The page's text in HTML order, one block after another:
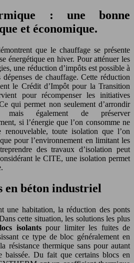
: une bonne
et économique.
que le chauffage se présente
énergétique en hiver. Pour atténuer les
une réduction d’impôts est possible à
de chauffage. Cette réduction
le Crédit d’Impôt pour la Transition
pour récompenser les initiatives
qui permet non seulement d’arrondir
également de préserver
si l’énergie que l’on consomme ne
renouvelable, toute isolation que l’on
pour l’environnement en limitant les
des travaux d’isolation peut
le CITE, une isolation permet
en béton industriel
une habitation, la réduction des ponts
cette situation, les solutions les plus
isolantspour limiter les fuites de
ce type de bloc généralement en
résistance thermique sans pour autant
baissée. Du fait que certains blocs en